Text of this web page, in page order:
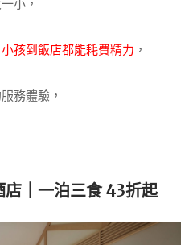
小，
小孩到飯店都能耗費精力 ，
務體驗，
｜一泊三食 43折起